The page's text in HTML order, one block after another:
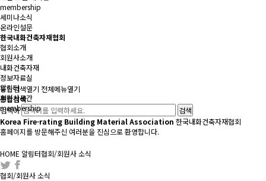
membership
세미나소식
온라인설문
한국내화건축자재협회
협회소개
회원사소개
내화건축자재
정보자료실
알림터
회원사공간
membership
통합검색열기 전체메뉴열기
통합검색
검색어
Korea Fire-rating Building Material Association 한국내화건축자재협회
홈페이지를 방문해주신 여러분을 진심으로 환영합니다.
HOME 알림터협회/회원사 소식
협회/회원사 소식